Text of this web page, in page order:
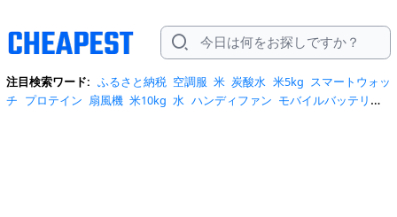
注目検索ワード: ふるさと納税 空調服 米 炭酸水 米5kg スマートウォッ
チ プロテイン 扇風機 米10kg 水 ハンディファン モバイルバッテリー